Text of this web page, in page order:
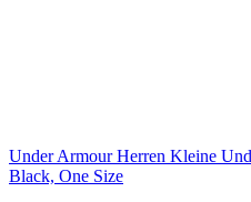
Under Armour Herren Kleine
Black, One Size